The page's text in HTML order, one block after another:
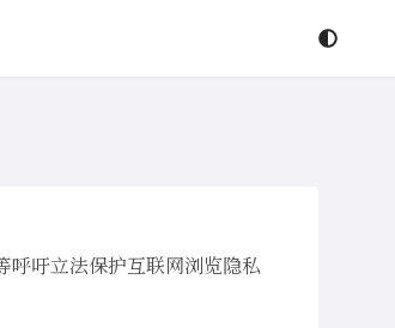
吁立法保护互联网浏览隐私